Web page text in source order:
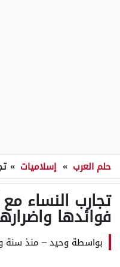
حلم العرب » إسلاميات »
تجارب النساء
فوائدها
بواسطة وحيد– منذ سنة